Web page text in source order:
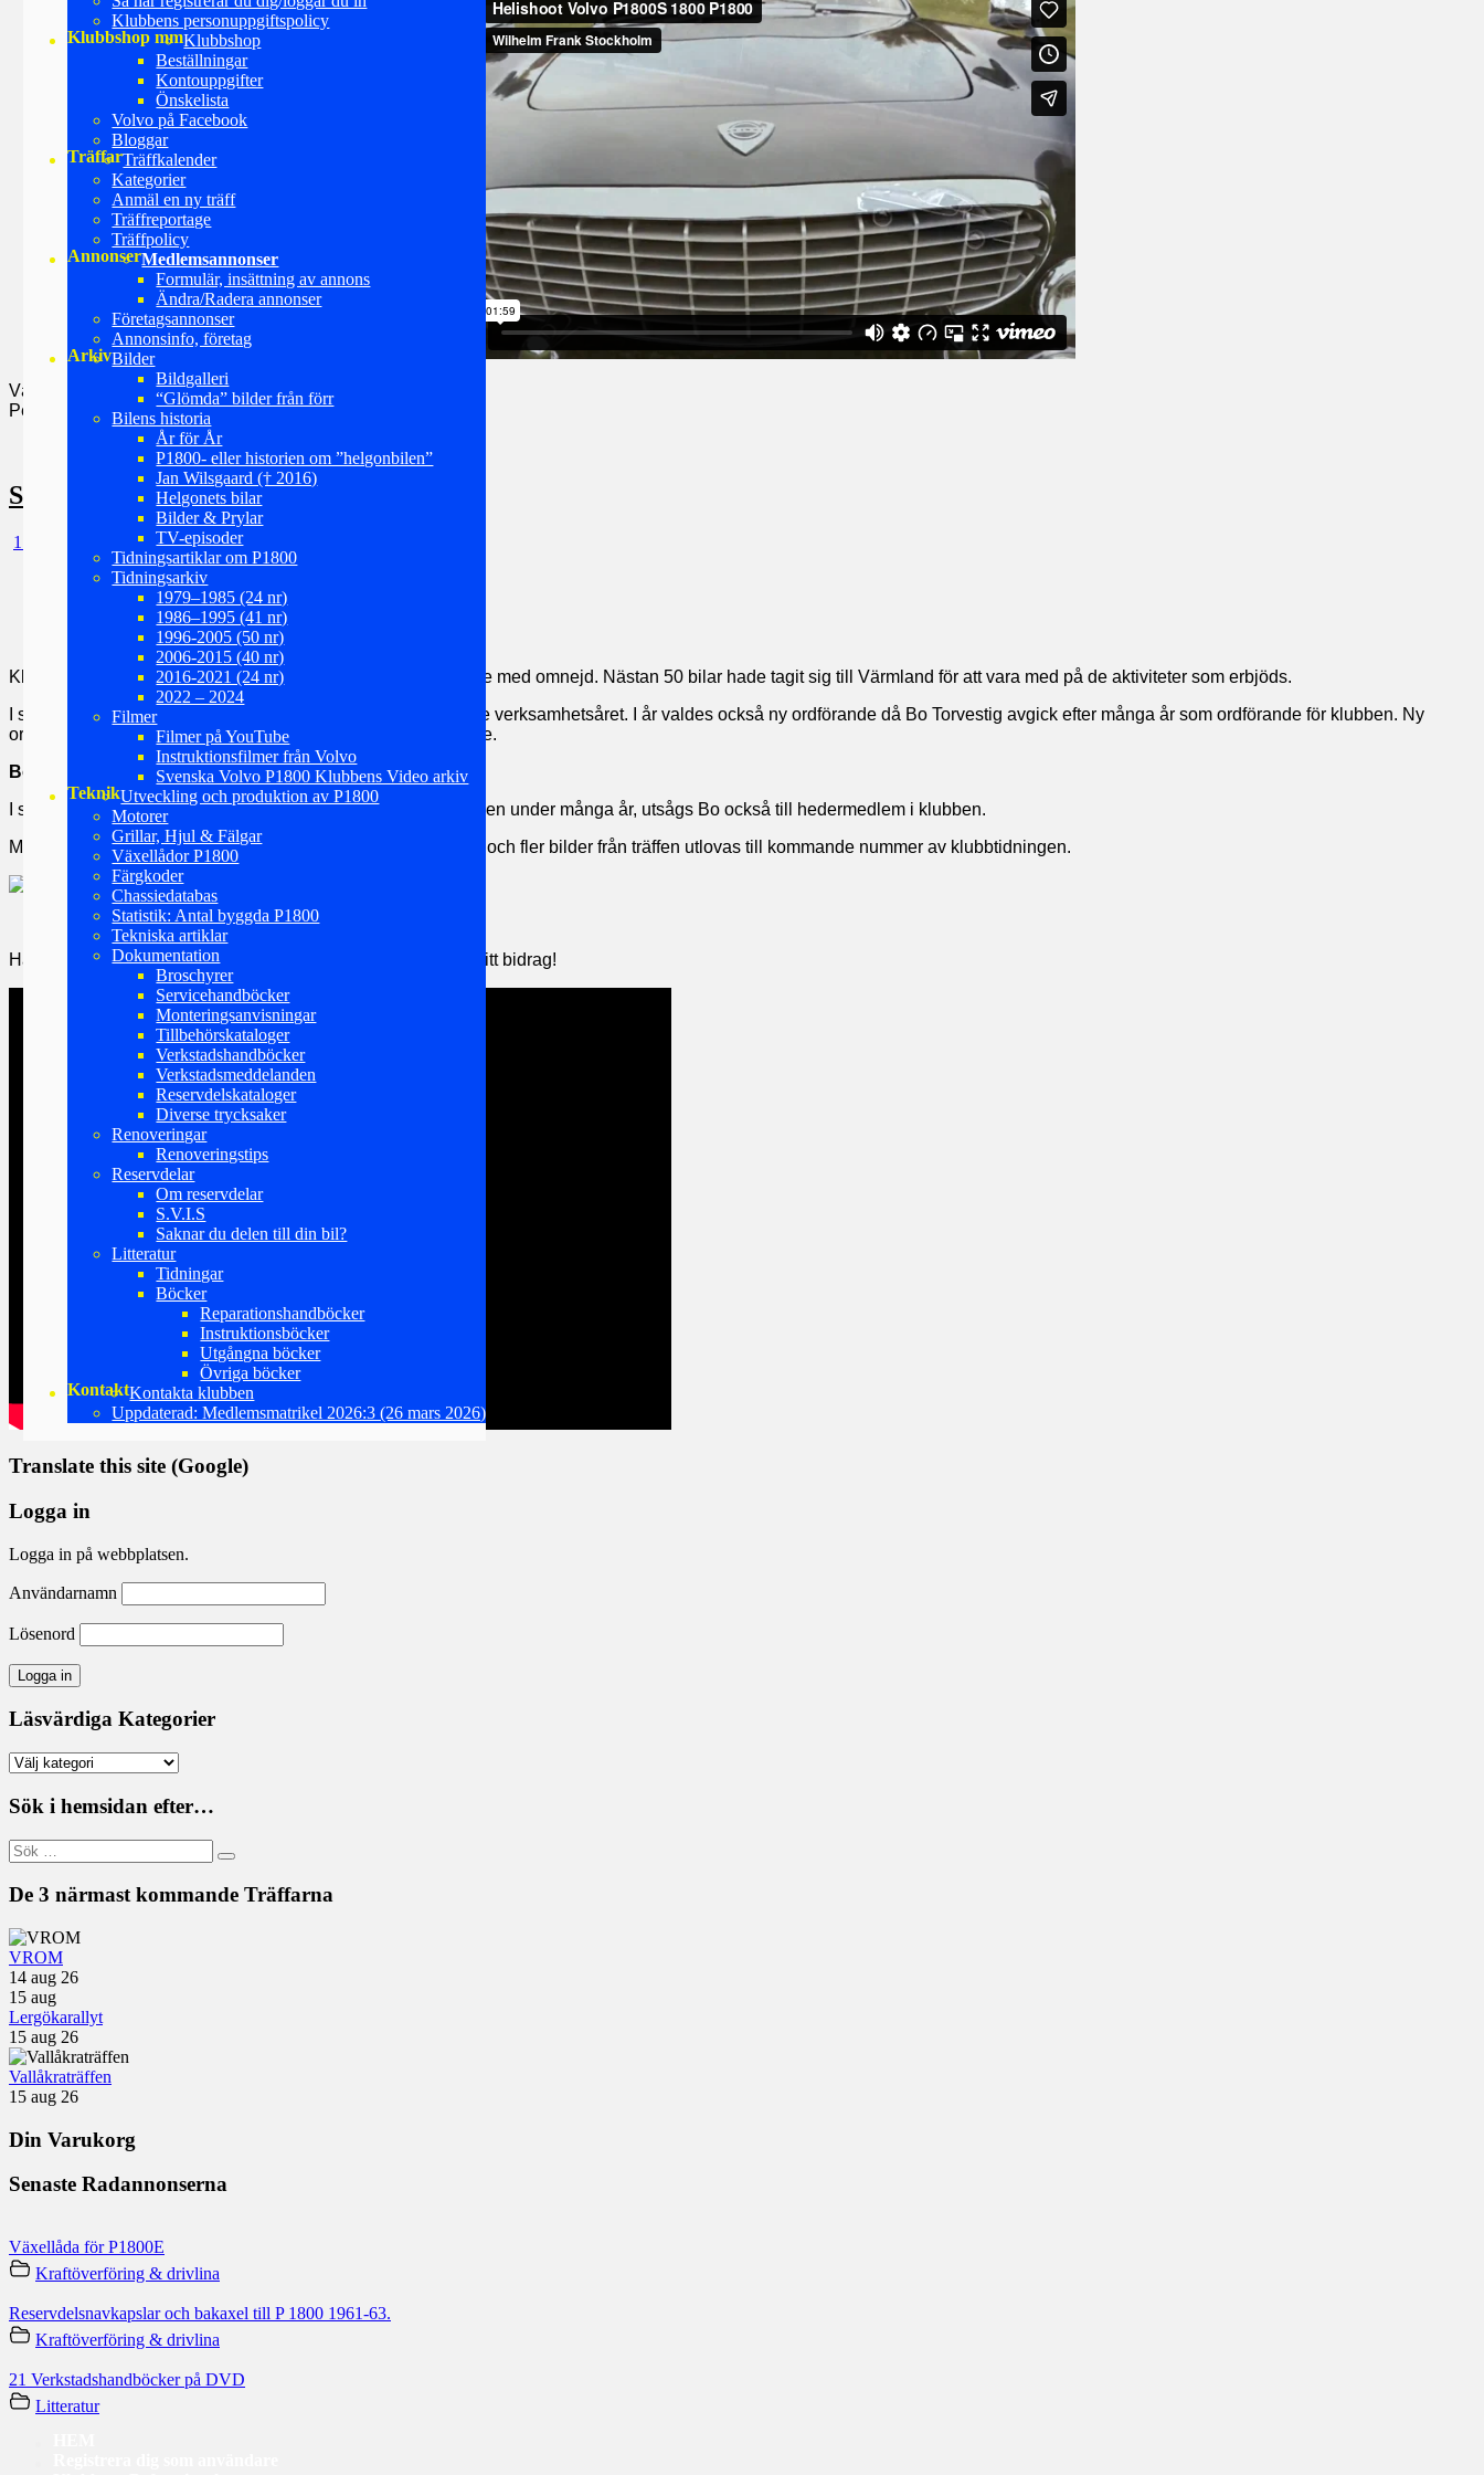
Klubbens personuppgiftspolicy
Klubbshop mmKlubbshop
Beställningar
Kontouppgifter
Önskelista
Volvo på Facebook
Bloggar
TräffarTräffkalender
Kategorier
Anmäl en ny träff
Träffreportage
Träffpolicy
AnnonserMedlemsannonser
Formulär, insättning av annons
Ändra/Radera annonser
Företagsannonser
Annonsinfo, företag
ArkivBilder
Bildgalleri
“Glömda” bilder från förr
Bilens historia
År för År
P1800- eller historien om ”helgonbilen”
Jan Wilsgaard († 2016)
Helgonets bilar
Bilder & Prylar
TV-episoder
Tidningsartiklar om P1800
Tidningsarkiv
1979–1985 (24 nr)
1986–1995 (41 nr)
1996-2005 (50 nr)
2006-2015 (40 nr)
2016-2021 (24 nr)
2022 – 2024
Filmer
Filmer på YouTube
Instruktionsfilmer från Volvo
Svenska Volvo P1800 Klubbens Video arkiv
TeknikUtveckling och produktion av P1800
Motorer
Grillar, Hjul & Fälgar
Växellådor P1800
Färgkoder
Chassiedatabas
Statistik: Antal byggda P1800
Tekniska artiklar
Dokumentation
Broschyrer
Servicehandböcker
Monteringsanvisningar
Tillbehörskataloger
Verkstadshandböcker
Verkstadsmeddelanden
Reservdelskataloger
Diverse trycksaker
Renoveringar
Renoveringstips
Reservdelar
Om reservdelar
S.V.I.S
Saknar du delen till din bil?
Litteratur
Tidningar
Böcker
Reparationshandböcker
Instruktionsböcker
Utgångna böcker
Övriga böcker
KontaktKontakta klubben
Uppdaterad: Medlemsmatrikel 2026:3 (26 mars 2026)
Vänliga Hälsningar
Per-Arne Sandegren
Sommarträff och Årsstämma
1 juli, 2014 11 november, 2025
Avgående ordf. Bo Torvestig
avtackades
Klubbens Sommarträff 2014 med årsstämma hölls i år i Sunne med omnejd. Nästan 50 bilar hade tagit sig till Värmland för att vara med på de aktiviteter som erbjöds.
I samband med årsmötet valdes ny styrelse för det kommande verksamhetsåret. I år valdes också ny ordförande då Bo Torvestig avgick efter många år som ordförande för klubben. Ny
ordförande är Mats Eriksson som tidigare varit vice ordförande.
Bo Torvestig – ny hedersmedlem i klubben
I samband med avgången, som tack för alla insatser för klubben under många år, utsågs Bo också till hedermedlem i klubben.
Mer om det och annat från årsmötet samt ett längre reportage och fler bilder från träffen utlovas till kommande nummer av klubbtidningen.
Här är en video, sammanställd av Ralf Bengtsson – tack för ditt bidrag!
Translate this site (Google)
Logga in
Logga in på webbplatsen.
Användarnamn
Lösenord
Läsvärdiga Kategorier
Läsvärdiga
Sök i hemsidan efter…
Sök
efter:
De 3 närmast kommande Träffarna
VROM
14 aug 26
15 aug
Lergökarallyt
15 aug 26
Vallåkraträffen
15 aug 26
Din Varukorg
Senaste Radannonserna
Växellåda för P1800E
Kraftöverföring & drivlina
Reservdelsnavkapslar och bakaxel till P 1800 1961-63.
Kraftöverföring & drivlina
21 Verkstadshandböcker på DVD
Litteratur